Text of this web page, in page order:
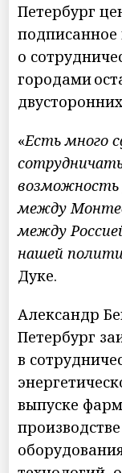
Петербург
подписанное
о
городами
«Есть много
возможность
между
между
нашей
Дуке.
Александр
Петербург
в
выпуске